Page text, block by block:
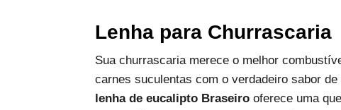
Lenha para Churrascaria
Sua churrascaria merece o melhor
carnes suculentas com o verdadeiro sabor
lenha de eucalipto Braseiro oferece uma